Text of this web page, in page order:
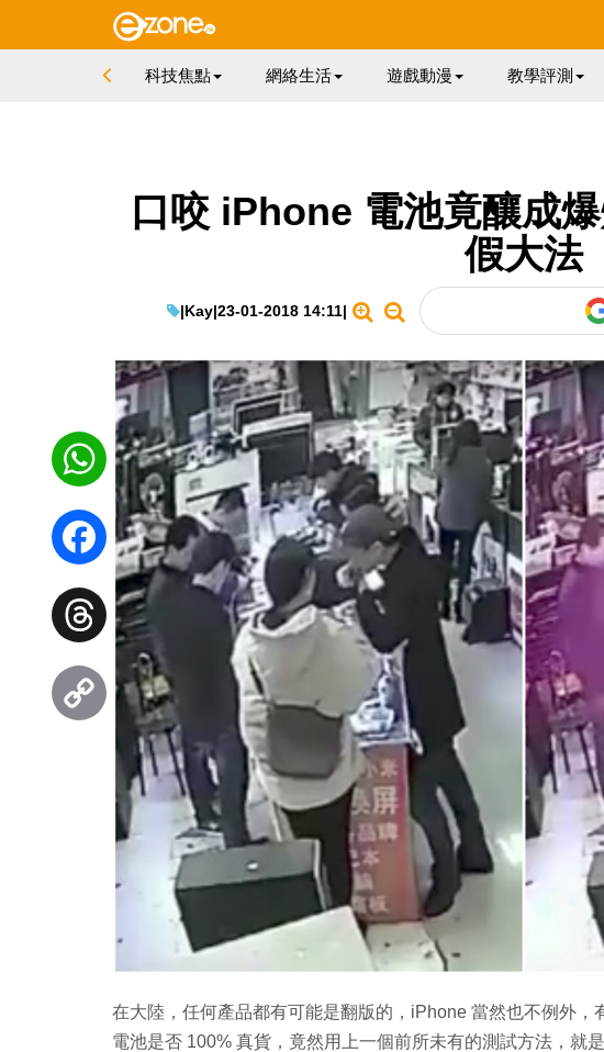
科技焦點 網絡生活 遊戲動漫 教學評測
口咬 iPhone 電池竟釀成
假大法
|Kay|23-01-2018 14:11|
在大陸，任何產品都有可能是翻版的，iPhone 當然也不例外
電池是否 100% 真貨，竟然用上一個前所未有的測試方法，就
WhatsApp
Facebook
Threads
Copy